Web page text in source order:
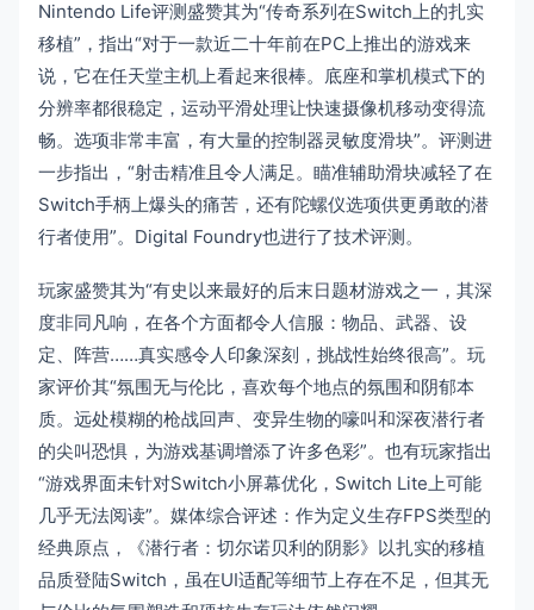
Nintendo Life评测盛赞其为“传奇系列在Switch上的扎实
移植”，指出“对于一款近二十年前在PC上推出的游戏来
说，它在任天堂主机上看起来很棒。底座和掌机模式下的
分辨率都很稳定，运动平滑处理让快速摄像机移动变得流
畅。选项非常丰富，有大量的控制器灵敏度滑块”。评测进
一步指出，“射击精准且令人满足。瞄准辅助滑块减轻了在
Switch手柄上爆头的痛苦，还有陀螺仪选项供更勇敢的潜
行者使用”。Digital Foundry也进行了技术评测。
玩家盛赞其为“有史以来最好的后末日题材游戏之一，其深
度非同凡响，在各个方面都令人信服：物品、武器、设
定、阵营……真实感令人印象深刻，挑战性始终很高”。玩
家评价其“氛围无与伦比，喜欢每个地点的氛围和阴郁本
质。远处模糊的枪战回声、变异生物的嚎叫和深夜潜行者
的尖叫恐惧，为游戏基调增添了许多色彩”。也有玩家指出
“游戏界面未针对Switch小屏幕优化，Switch Lite上可能
几乎无法阅读”。媒体综合评述：作为定义生存FPS类型的
经典原点，《潜行者：切尔诺贝利的阴影》以扎实的移植
品质登陆Switch，虽在UI适配等细节上存在不足，但其无